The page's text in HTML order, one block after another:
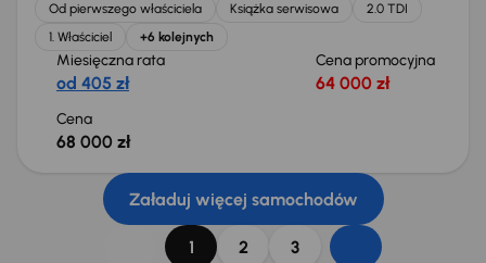
Od pierwszego właściciela Książka serwisowa
2.0 TDI
1. Właściciel
+6 kolejnych
Miesięczna rata
od 405 zł
Cena promocyjna
64 000 zł
Cena
68 000 zł
Załaduj więcej samochodów
1 2 3